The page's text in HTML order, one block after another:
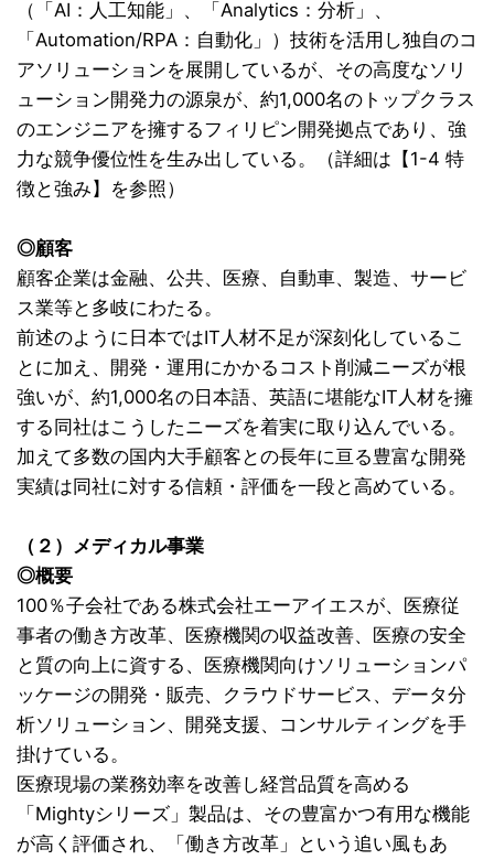
（「AI：人工知能」、「Analytics：分析」、
「Automation/RPA：自動化」）技術を活用し独自のコ
アソリューションを展開しているが、その高度なソリ
ューション開発力の源泉が、約1,000名のトップクラス
のエンジニアを擁するフィリピン開発拠点であり、強
力な競争優位性を生み出している。（詳細は【1-4 特
徴と強み】を参照）
◎顧客
顧客企業は金融、公共、医療、自動車、製造、サービ
ス業等と多岐にわたる。
前述のように日本ではIT人材不足が深刻化しているこ
とに加え、開発・運用にかかるコスト削減ニーズが根
強いが、約1,000名の日本語、英語に堪能なIT人材を擁
する同社はこうしたニーズを着実に取り込んでいる。
加えて多数の国内大手顧客との長年に亘る豊富な開発
実績は同社に対する信頼・評価を一段と高めている。
（２）メディカル事業
◎概要
100％子会社である株式会社エーアイエスが、医療従
事者の働き方改革、医療機関の収益改善、医療の安全
と質の向上に資する、医療機関向けソリューションパ
ッケージの開発・販売、クラウドサービス、データ分
析ソリューション、開発支援、コンサルティングを手
掛けている。
医療現場の業務効率を改善し経営品質を高める
「Mightyシリーズ」製品は、その豊富かつ有用な機能
が高く評価され、「働き方改革」という追い風もあ